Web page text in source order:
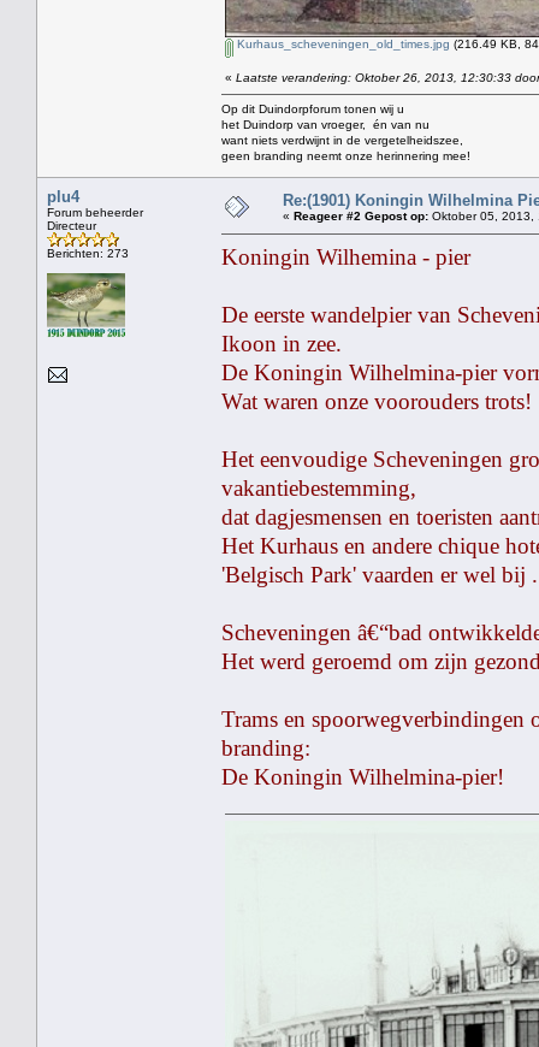
Kurhaus_scheveningen_old_times.jpg (216.49 KB,
« Laatste verandering: Oktober 26, 2013, 12:30:33
Op dit Duindorpforum tonen wij u
het Duindorp van vroeger, én van nu
want niets verdwijnt in de vergetelheidszee,
geen branding neemt onze herinnering mee!
plu4
Forum beheerder
Directeur
Berichten: 273
Re:(1901) Koningin Wilhelmina
« Reageer #2 Gepost op: Oktober 05, 2013,
Koningin Wilhemina - pier
De eerste wandelpier van
Ikoon in zee.
De Koningin Wilhelmina-pier
Wat waren onze voorouders trots!
Het eenvoudige Scheveningen
vakantiebestemming,
dat dagjesmensen en toeristen
Het Kurhaus en andere chique
'Belgisch Park' vaarden er wel bij .
Scheveningen â€“bad
Het werd geroemd om zijn
Trams en spoorwegverbindingen
branding:
De Koningin Wilhelmina-pier!